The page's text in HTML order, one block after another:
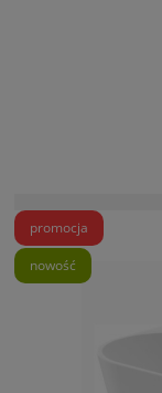
promocja
nowość